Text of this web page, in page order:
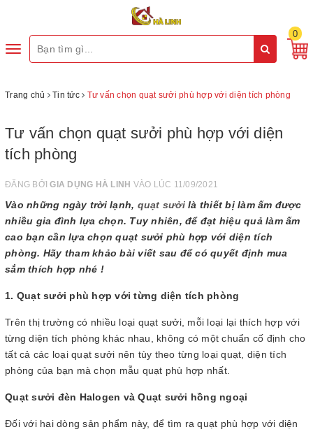
Toggle
0
Trang chủ Tin tức Tư vấn chọn quạt sưởi phù hợp với diện tích phòng
Tư vấn chọn quạt sưởi phù hợp với diện
tích phòng
ĐĂNG BỞIGIA DỤNG HÀ LINH VÀO LÚC 11/09/2021
Vào những ngày trời lạnh, quạt sưởilà thiết bị làm ấm được
nhiều gia đình lựa chọn. Tuy nhiên, để đạt hiệu quả làm ấm
cao bạn cần lựa chọn quạt sưởi phù hợp với diện tích
phòng. Hãy tham khảo bài viết sau để có quyết định mua
sắm thích hợp nhé !
1. Quạt sưởi phù hợp với từng diện tích phòng
Trên thị trường có nhiều loại quạt sưởi, mỗi loại lại thích hợp với
từng diện tích phòng khác nhau, không có một chuẩn cố định cho
tất cả các loại quạt sưởi nên tùy theo từng loại quạt, diện tích
phòng của bạn mà chọn mẫu quạt phù hợp nhất.
Quạt sưởi đèn Halogen và Quạt sưởi hồng ngoại
Đối với hai dòng sản phẩm này, để tìm ra quạt phù hợp với diện